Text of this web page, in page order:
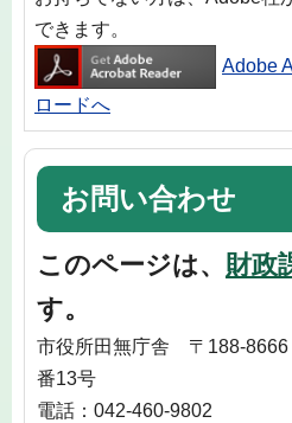
できます。
Adobe
ロードへ
お問い合わせ
このページは、 財政
す。
市役所田無庁舎 〒188-
番13号
電話：042-460-9802